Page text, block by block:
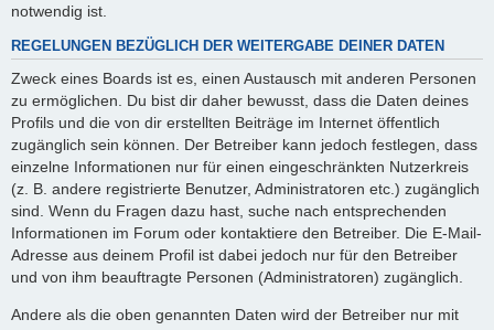
notwendig ist.
REGELUNGEN BEZÜGLICH DER WEITERGABE DEINER DATEN
Zweck eines Boards ist es, einen Austausch mit anderen Personen
zu ermöglichen. Du bist dir daher bewusst, dass die Daten deines
Profils und die von dir erstellten Beiträge im Internet öffentlich
zugänglich sein können. Der Betreiber kann jedoch festlegen, dass
einzelne Informationen nur für einen eingeschränkten Nutzerkreis
(z. B. andere registrierte Benutzer, Administratoren etc.) zugänglich
sind. Wenn du Fragen dazu hast, suche nach entsprechenden
Informationen im Forum oder kontaktiere den Betreiber. Die E-Mail-
Adresse aus deinem Profil ist dabei jedoch nur für den Betreiber
und von ihm beauftragte Personen (Administratoren) zugänglich.
Andere als die oben genannten Daten wird der Betreiber nur mit